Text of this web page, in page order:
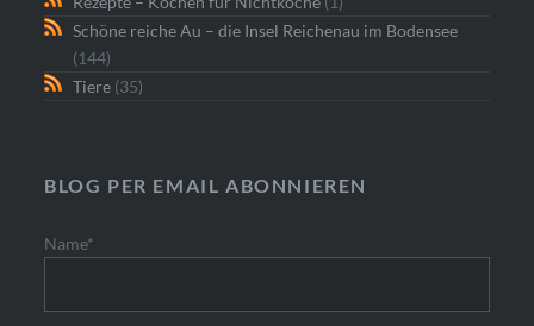
Schöne reiche Au – die Insel Reichenau im Bodensee
(144)
Tiere (35)
BLOG PER EMAIL ABONNIEREN
Name*